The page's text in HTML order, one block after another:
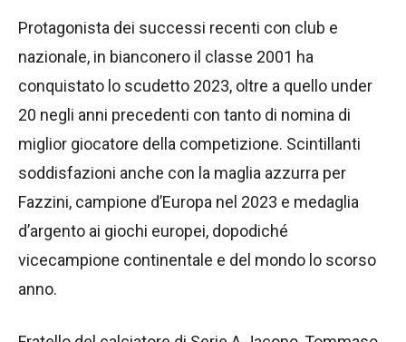
Protagonista dei successi recenti con club e
nazionale, in bianconero il classe 2001 ha
conquistato lo scudetto 2023, oltre a quello under
20 negli anni precedenti con tanto di nomina di
miglior giocatore della competizione. Scintillanti
soddisfazioni anche con la maglia azzurra per
Fazzini, campione d’Europa nel 2023 e medaglia
d’argento ai giochi europei, dopodiché
vicecampione continentale e del mondo lo scorso
anno.